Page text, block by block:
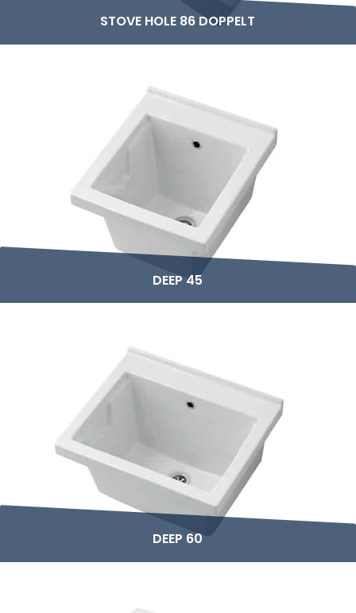
STOVE HOLE 86 DOPPELT
DEEP 45
DEEP 60